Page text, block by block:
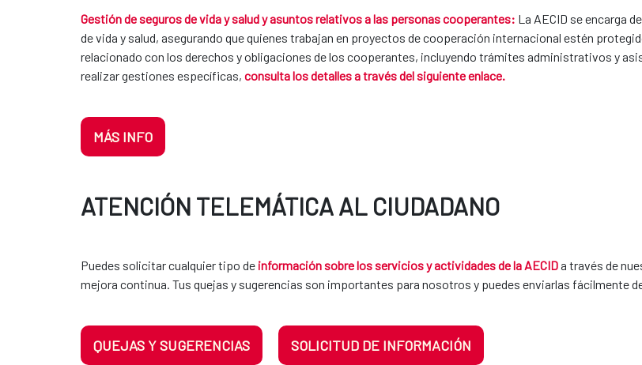
Gestión de seguros de vida y salud y asuntos relativos a las personas cooperantes: La AECID se encarga
de vida y salud, asegurando que quienes trabajan en proyectos de cooperación internacional estén
relacionado con los derechos y obligaciones de los cooperantes, incluyendo trámites administrativos y
realizar gestiones específicas, consulta los detalles a través del siguiente enlace.
MÁS INFO
ATENCIÓN TELEMÁTICA AL CIUDADANO
Puedes solicitar cualquier tipo de información sobre los servicios y actividades de la AECIDa través de
mejora continua. Tus quejas y sugerencias son importantes para nosotros y puedes enviarlas fácilmente
QUEJAS Y SUGERENCIAS SOLICITUD DE INFORMACIÓN